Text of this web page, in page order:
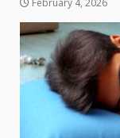
February 4, 2026